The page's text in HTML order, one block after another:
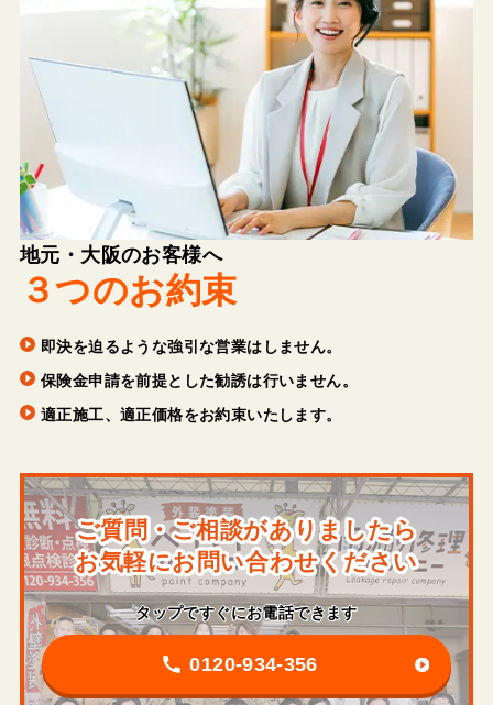
地元・大阪のお客様へ
３つのお約束
即決を迫るような強引な営業はしません。
保険金申請を前提とした勧誘は行いません。
適正施工、適正価格をお約束いたします。
ご質問・ご相談がありましたら
お気軽にお問い合わせください
タップですぐにお電話できます
0120-934-356